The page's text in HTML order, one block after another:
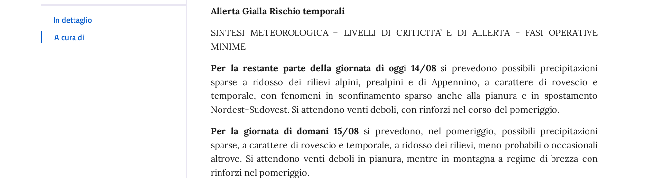
In dettaglio
A cura di
In dettaglio
Allerta Gialla Rischio temporali
SINTESI METEOROLOGICA – LIVELLI DI CRITICITA’ E DI ALLERTA – FASI OPERATIVE
MINIME
Per la restante parte della giornata di oggi 14/08si prevedono possibili precipitazioni
sparse a ridosso dei rilievi alpini, prealpini e di Appennino, a carattere di rovescio e
temporale, con fenomeni in sconfinamento sparso anche alla pianura e in spostamento
Nordest-Sudovest. Si attendono venti deboli, con rinforzi nel corso del pomeriggio.
Per la giornata di domani 15/08 si prevedono, nel pomeriggio, possibili precipitazioni
sparse, a carattere di rovescio e temporale, a ridosso dei rilievi, meno probabili o occasionali
altrove. Si attendono venti deboli in pianura, mentre in montagna a regime di brezza con
rinforzi nel pomeriggio.